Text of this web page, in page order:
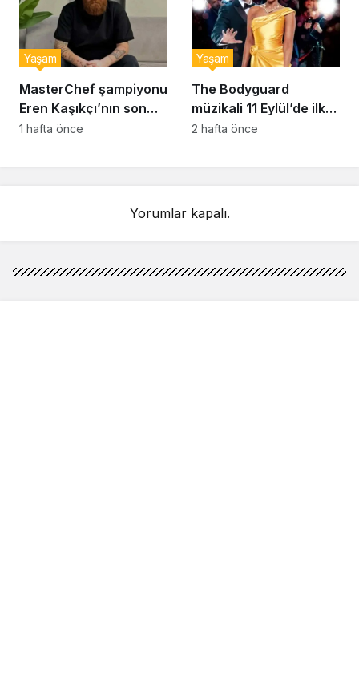
MasterChef şampiyonu
Eren Kaşıkçı’nın son
anlarındaki kahreden
Yaşam
1 hafta önce
The Bodyguard
müzikali 11 Eylül’de ilk
kez Türkiye’de
Yaşam
2 hafta önce
Yorumlar kapalı.